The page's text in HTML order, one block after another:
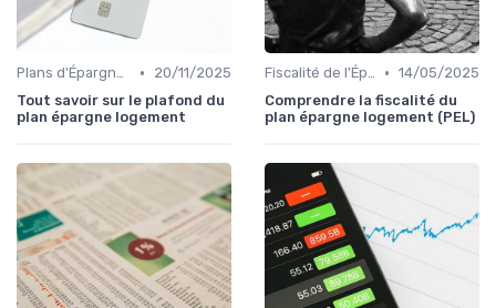
Plans d'Épargne et Assurance Vie •
20/11/2025
Tout savoir sur le plafond du
plan épargne logement
Fiscalité de l'Épargne • 14/05/2025
Comprendre la fiscalité du
plan épargne logement (PEL)